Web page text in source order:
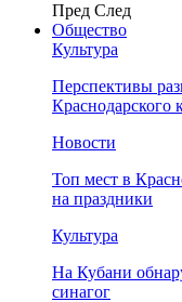
Пред След
Общество
Культура
Перспективы
Краснодарского
Новости
Топ мест в
на праздники
Культура
На Кубани
синагог